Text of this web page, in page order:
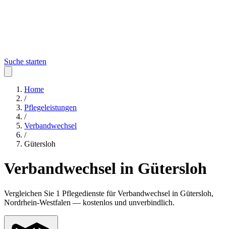
Suche starten
Home
/
Pflegeleistungen
/
Verbandwechsel
/
Gütersloh
Verbandwechsel in Gütersloh
Vergleichen Sie 1 Pflegedienste für Verbandwechsel in Gütersloh,
Nordrhein-Westfalen — kostenlos und unverbindlich.